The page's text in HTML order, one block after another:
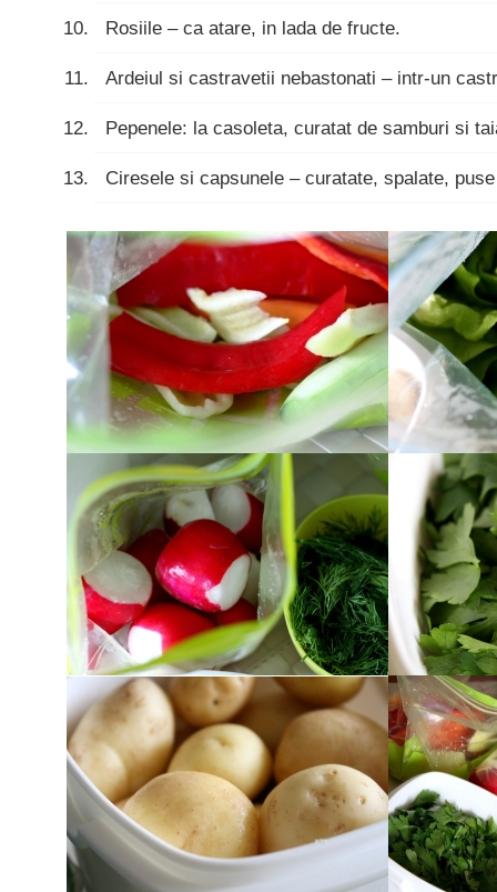
Rosiile – ca atare, in lada de fructe.
Ardeiul si castravetii nebastonati – intr-un
Pepenele: la casoleta, curatat de samburi si
Ciresele si capsunele – curatate, spalate,